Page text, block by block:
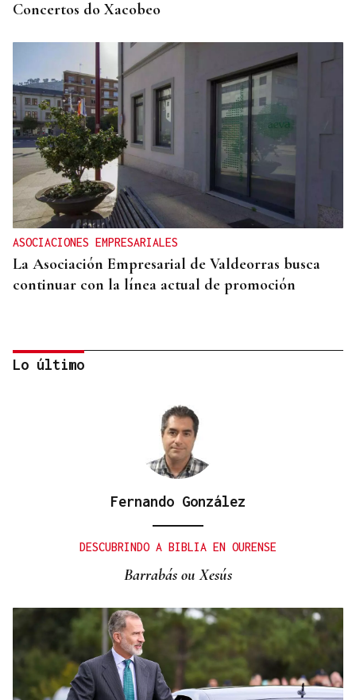
Concertos do Xacobeo
ASOCIACIONES EMPRESARIALES
La Asociación Empresarial de Valdeorras busca
continuar con la línea actual de promoción
Gaseosas Roca, medio siglo creciendo junto a
Lo último
Fernando González
DESCUBRINDO A BIBLIA EN OURENSE
Barrabás ou Xesús